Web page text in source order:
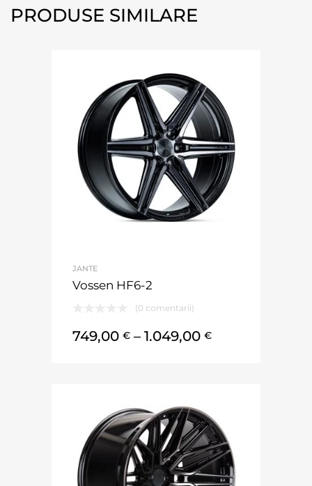
PRODUSE SIMILARE
JANTE
Vossen HF6-2
(0 comentarii)
749,00 € – 1.049,00 €